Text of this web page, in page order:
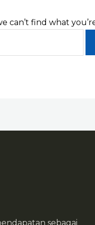
can’t find what
sebagai